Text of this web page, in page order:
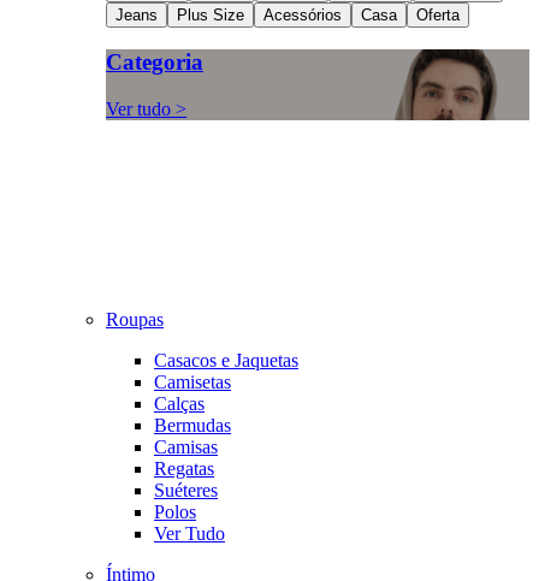
Jeans
Plus Size Acessórios Casa Oferta
Categoria
Ver tudo >
Roupas
Casacos e Jaquetas
Camisetas
Calças
Bermudas
Camisas
Regatas
Suéteres
Polos
Ver Tudo
Íntimo